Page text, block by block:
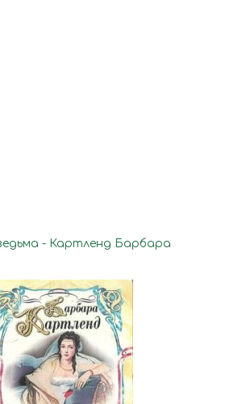
- Картленд Барбара